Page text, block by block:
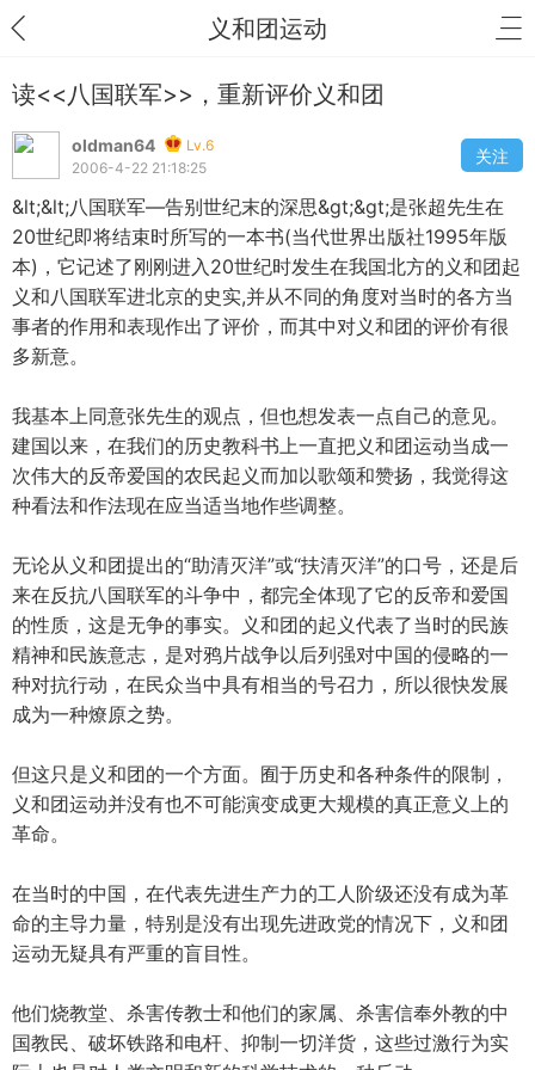
义和团运动
读<<八国联军>>，重新评价义和团
oldman64
Lv.6
2006-4-22 21:18:25
关注
&lt;&lt;八国联军—告别世纪末的深思&gt;&gt;是张超先生在
20世纪即将结束时所写的一本书(当代世界出版社1995年版
本)，它记述了刚刚进入20世纪时发生在我国北方的义和团起
义和八国联军进北京的史实,并从不同的角度对当时的各方当
事者的作用和表现作出了评价，而其中对义和团的评价有很
多新意。
我基本上同意张先生的观点，但也想发表一点自己的意见。
建国以来，在我们的历史教科书上一直把义和团运动当成一
次伟大的反帝爱国的农民起义而加以歌颂和赞扬，我觉得这
种看法和作法现在应当适当地作些调整。
无论从义和团提出的“助清灭洋”或“扶清灭洋”的口号，还是后
来在反抗八国联军的斗争中，都完全体现了它的反帝和爱国
的性质，这是无争的事实。义和团的起义代表了当时的民族
精神和民族意志，是对鸦片战争以后列强对中国的侵略的一
种对抗行动，在民众当中具有相当的号召力，所以很快发展
成为一种燎原之势。
但这只是义和团的一个方面。囿于历史和各种条件的限制，
义和团运动并没有也不可能演变成更大规模的真正意义上的
革命。
在当时的中国，在代表先进生产力的工人阶级还没有成为革
命的主导力量，特别是没有出现先进政党的情况下，义和团
运动无疑具有严重的盲目性。
他们烧教堂、杀害传教士和他们的家属、杀害信奉外教的中
国教民、破坏铁路和电杆、抑制一切洋货，这些过激行为实